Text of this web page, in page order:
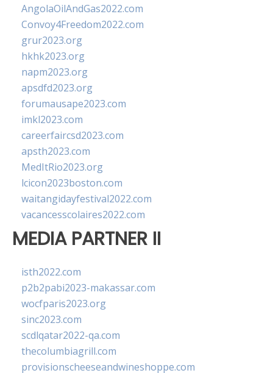
AngolaOilAndGas2022.com
Convoy4Freedom2022.com
grur2023.org
hkhk2023.org
napm2023.org
apsdfd2023.org
forumausape2023.com
imkl2023.com
careerfaircsd2023.com
apsth2023.com
MedItRio2023.org
lcicon2023boston.com
waitangidayfestival2022.com
vacancesscolaires2022.com
MEDIA PARTNER II
isth2022.com
p2b2pabi2023-makassar.com
wocfparis2023.org
sinc2023.com
scdlqatar2022-qa.com
thecolumbiagrill.com
provisionscheeseandwineshoppe.com